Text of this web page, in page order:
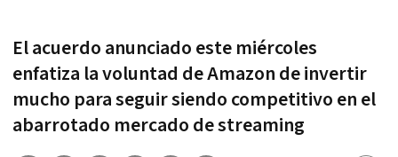
El acuerdo anunciado este miércoles
enfatiza la voluntad de Amazon de invertir
mucho para seguir siendo competitivo en el
abarrotado mercado de streaming